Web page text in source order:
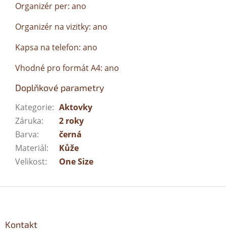
Organizér per: ano
Organizér na vizitky: ano
Kapsa na telefon: ano
Vhodné pro formát A4: ano
Doplňkové parametry
Kategorie: Aktovky
Záruka:
2 roky
Barva:
černá
Materiál:
Kůže
Velikost: One Size
Kontakt